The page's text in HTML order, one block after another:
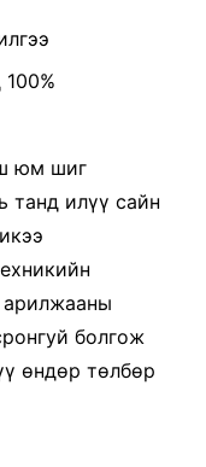
юм шиг
танд илүү сайн
арилжааны
болгож
өндөр төлбөр